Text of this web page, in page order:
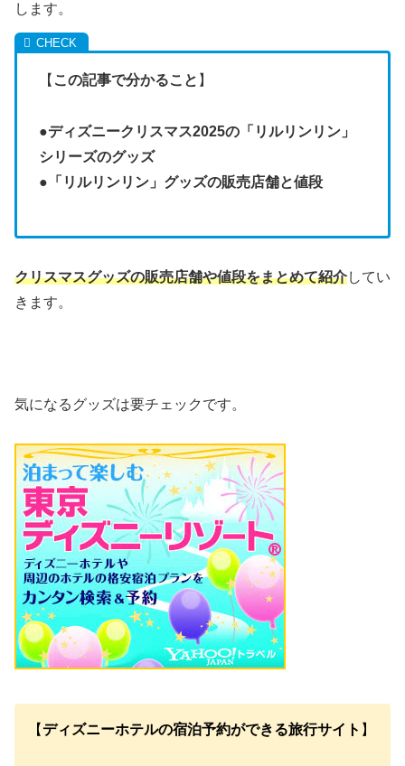
します。
【 この記事で分かること 】
●ディズニークリスマス2025の「リルリンリン」
シリーズのグッズ
● 「リルリンリン」グッズの販売店舗と値段
クリスマスグッズの販売店舗や値段をまとめて紹介してい
きます。
気になるグッズは要チェックです。
【ディズニーホテルの宿泊予約ができる旅行サイト 】